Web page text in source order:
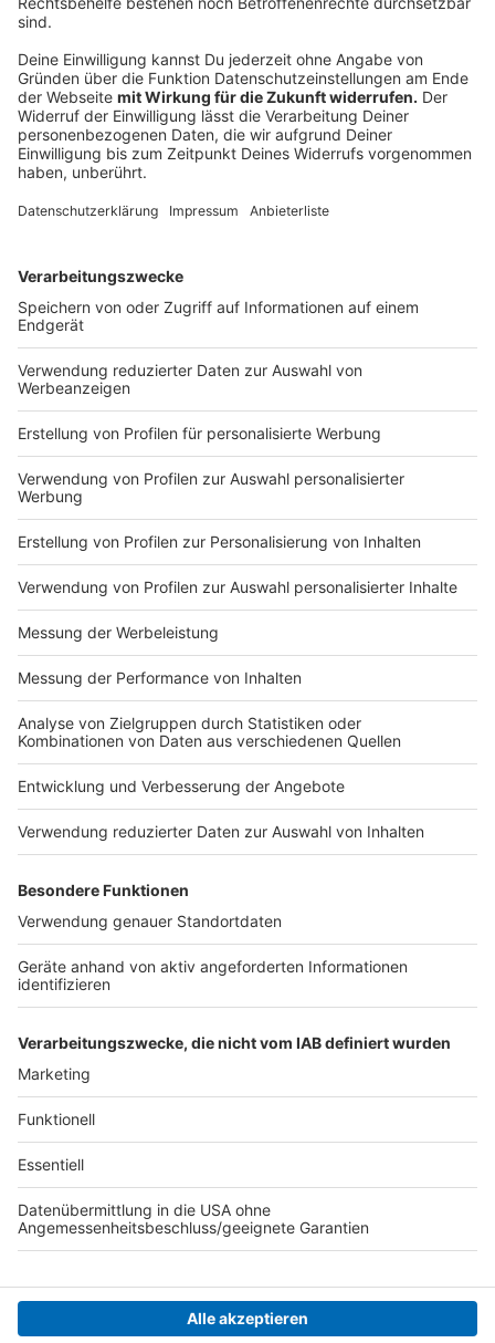
Simon Pearcehat die Freude an der Bühne und vor
allem am Leben immer noch nicht verloren. Jetzt ist
es passiert. Die 40 ist da!
Simon Pearce bleiben weniger als zehn Jahre in der
sich Fragen. Kann ich ein guter Vater sein, obwohl ich
doch selbst noch gefühlt ein Kind bin? Muss ich mein
Verhalten jetzt ändern, damit ich nicht wie ein
unangenehm junggebliebener Vertretungslehrer wirke?
Kann ich bei Klimademos mitlaufen ohne als Spion der
Boomer zu wirken? Vielleicht muss man sich nicht
immer entscheiden. Vielleicht muss man auch nicht zu
allem eine extreme Position haben, sondern mal
beiden Seiten zuhören. Ein hybrides Lebensmodell!
eben – Mit seinem Programm "Hybrid" ist Simon
Pearce beim Comedy Camp in Bergheim genau richtig
auf der Bühne..."Sind wir nicht alle ein bisschen
hybrid?"
Anzeige
Die weiteren Termine der Comedy Camp-
Tour
Comedy Camp in Unna
Comedy Camp in Legden
Comedy Camp in Wuppertal
Comedy Camp in Rheda-Wiedenbrück
Anzeige